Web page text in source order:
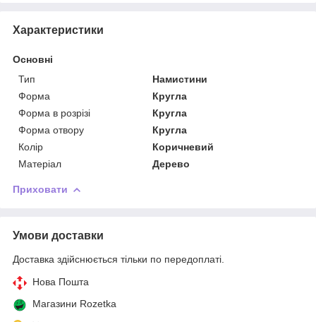
Характеристики
Основні
Тип
Намистини
Форма
Кругла
Форма в розрізі
Кругла
Форма отвору
Кругла
Колір
Коричневий
Матеріал
Дерево
Приховати
Умови доставки
Доставка здійснюється тільки по передоплаті.
Нова Пошта
Магазини Rozetka